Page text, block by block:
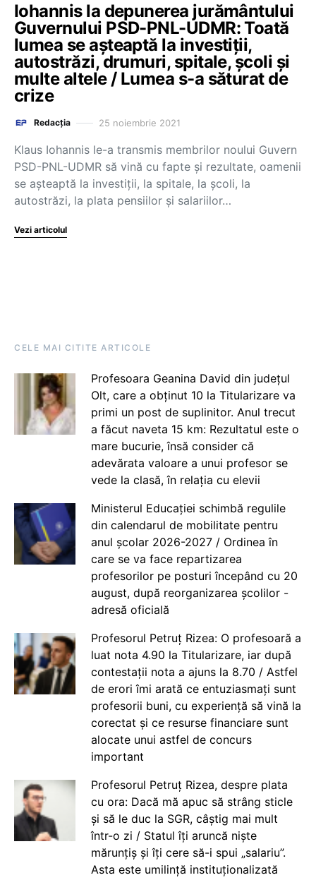
Iohannis la depunerea jurământului
Guvernului PSD-PNL-UDMR: Toată
lumea se așteaptă la investiții,
autostrăzi, drumuri, spitale, școli și
multe altele / Lumea s-a săturat de
crize
Redacția 25 noiembrie 2021
Klaus Iohannis le-a transmis membrilor noului Guvern
PSD-PNL-UDMR să vină cu fapte și rezultate, oamenii
se așteaptă la investiții, la spitale, la școli, la
autostrăzi, la plata pensiilor și salariilor…
Vezi articolul
CELE MAI CITITE ARTICOLE
Profesoara Geanina David din județul
Olt, care a obținut 10 la Titularizare va
primi un post de suplinitor. Anul trecut
a făcut naveta 15 km: Rezultatul este o
mare bucurie, însă consider că
adevărata valoare a unui profesor se
vede la clasă, în relația cu elevii
Ministerul Educației schimbă regulile
din calendarul de mobilitate pentru
anul școlar 2026-2027 / Ordinea în
care se va face repartizarea
profesorilor pe posturi începând cu 20
august, după reorganizarea școlilor -
adresă oficială
Profesorul Petruț Rizea: O profesoară a
luat nota 4.90 la Titularizare, iar după
contestații nota a ajuns la 8.70 / Astfel
de erori îmi arată ce entuziasmați sunt
profesorii buni, cu experiență să vină la
corectat și ce resurse financiare sunt
alocate unui astfel de concurs
important
Profesorul Petruț Rizea, despre plata
cu ora: Dacă mă apuc să strâng sticle
și să le duc la SGR, câștig mai mult
într-o zi / Statul îți aruncă niște
mărunțiș și îți cere să-i spui „salariu”.
Asta este umilință instituționalizată